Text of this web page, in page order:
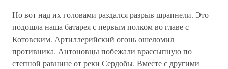
Но вот над их головами раздался разрыв шрапнели. Это
подошла наша батарея с первым полком во главе с
Котовским. Артиллерийский огонь ошеломил
противника. Антоновцы побежали врассыпную по
степной равнине от реки Сердобы. Вместе с другими